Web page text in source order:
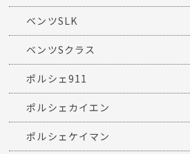
ベンツSLK
ベンツSクラス
ポルシェ911
ポルシェカイエン
ポルシェケイマン